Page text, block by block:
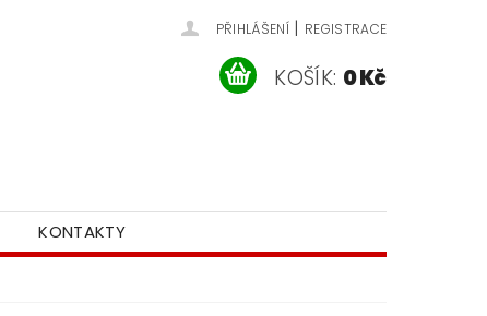
PŘIHLÁŠENÍ | REGISTRACE
KOŠÍK: 0 Kč
KONTAKTY